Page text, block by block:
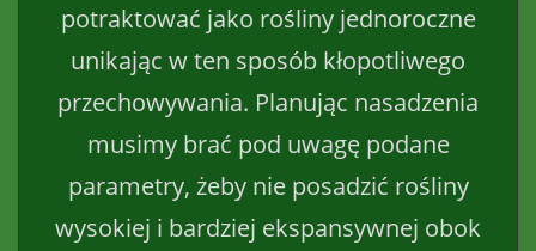
potraktować jako rośliny jednoroczne
unikając w ten sposób kłopotliwego
przechowywania. Planując nasadzenia
musimy brać pod uwagę podane
parametry, żeby nie posadzić rośliny
wysokiej i bardziej ekspansywnej obok